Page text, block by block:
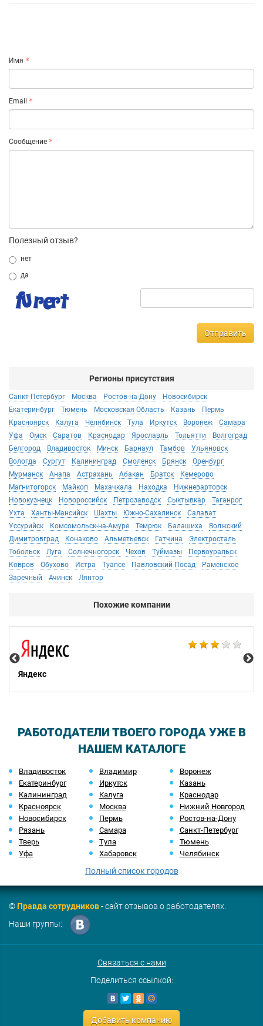
Имя
Email
Сообщение
Полезный отзыв?
нет
да
Отправить
Регионы присутствия
Санкт-Петербург Москва Ростов-на-Дону
Новосибирск
Екатеринбург
Тюмень Московская Область Казань
Пермь
Красноярск
Калуга Челябинск Тула Иркутск Воронеж
Самара
Уфа
Омск Саратов Краснодар Ярославль Тольятти
Волгоград
Белгород
Владивосток Минск Барнаул Тамбов
Ульяновск
Вологда
Сургут Калининград Смоленск Брянск
Оренбург
Мурманск
Анапа Астрахань Абакан Братск
Кемерово
Магнитогорск
Майкоп Махачкала Находка
Нижневартовск
Новокузнецк
Новороссийск Петрозаводск Сыктывкар
Таганрог
Ухта
Ханты-Мансийск Шахты Южно-Сахалинск
Салават
Уссурийск
Комсомольск-на-Амуре Темрюк Балашиха
Волжский
Димитровград
Конаково Альметьевск Гатчина
Электросталь
Тобольск
Луга Солнечногорск Чехов Туймазы
Первоуральск
Ковров
Обухово Истра Туапсе Павловский Посад
Раменское
Заречный
Ачинск Лянтор
Похожие компании
Яндекс
РАБОТОДАТЕЛИ ТВОЕГО ГОРОДА УЖЕ В
НАШЕМ КАТАЛОГЕ
Владивосток Владимир
Воронеж
Екатеринбург
Иркутск
Казань
Калининград
Калуга
Краснодар
Красноярск
Москва
Нижний Новгород
Новосибирск
Пермь
Ростов-на-Дону
Рязань
Самара
Санкт-Петербург
Тверь
Тула
Тюмень
Уфа
Хабаровск Челябинск
Полный список городов
©Правда сотрудников- сайт отзывов о работодателях.
Наши группы:
Связаться с нами
Поделиться ссылкой:
Добавить компанию